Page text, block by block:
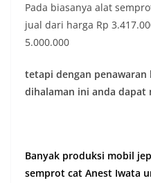
Pada biasanya alat
jual dari harga Rp
5.000.000
tetapi dengan penawaran
dihalaman ini anda
Banyak produksi mobil
semprot cat Anest Iwata